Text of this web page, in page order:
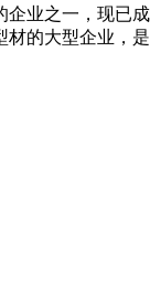
企业之一，现已
材的大型企业，